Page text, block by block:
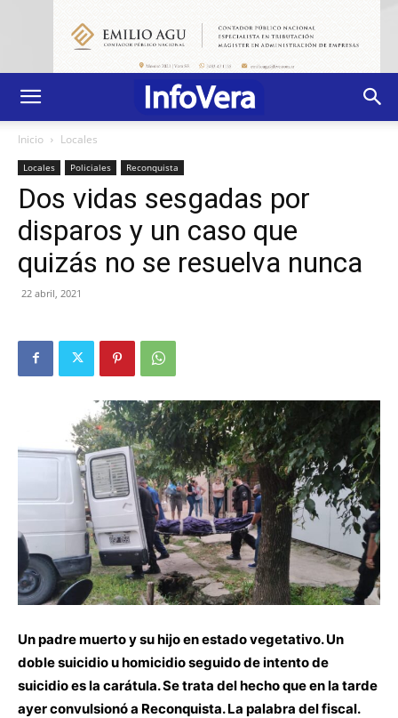
Inicio Locales
Locales Policiales Reconquista
Dos vidas sesgadas por
disparos y un caso que
quizás no se resuelva nunca
22 abril, 2021
Un padre muerto y su hijo en estado vegetativo. Un
doble suicidio u homicidio seguido de intento de
suicidio es la carátula. Se trata del hecho que en la tarde
ayer convulsionó a Reconquista. La palabra del fiscal.